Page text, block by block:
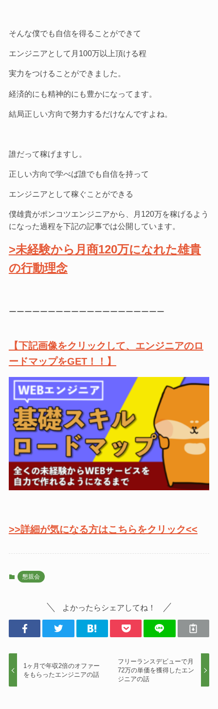
そんな僕でも自信を得ることができて
エンジニアとして月100万以上頂ける程
実力をつけることができました。
経済的にも精神的にも豊かになってます。
結局正しい方向で努力するだけなんですよね。
誰だって稼げますし。
正しい方向で学べば誰でも自信を持って
エンジニアとして稼ぐことができる
僕雄貴がポンコツエンジニアから、月120万を稼げるよう
になった過程を下記の記事では公開しています。
>未経験から月商120万になれた雄貴
の行動理念
ーーーーーーーーーーーーーーーーーーーー
【下記画像をクリックして、エンジニアのロ
ードマップをGET！！】
>>詳細が気になる方はこちらをクリック<<
懇親会
よかったらシェアしてね！
1ヶ月で年収2倍のオファー
をもらったエンジニアの話
フリーランスデビューで月
72万の単価を獲得したエン
ジニアの話